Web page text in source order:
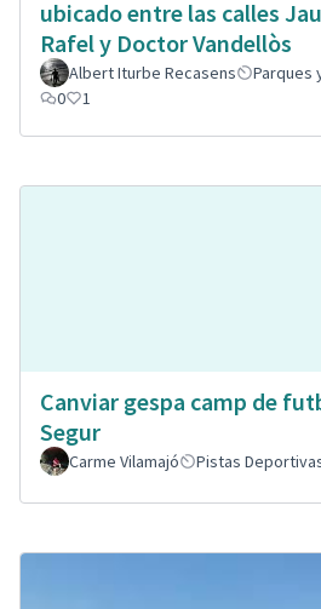
ubicado entre las calles
Rafel y Doctor Vandellòs
Albert Iturbe Recasens
Parques
0
1
Canviar gespa camp de
Segur
Carme Vilamajó Pistas